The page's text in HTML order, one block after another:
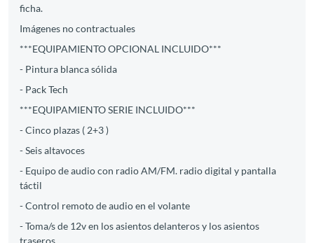
ficha.
Imágenes no contractuales
***EQUIPAMIENTO OPCIONAL INCLUIDO***
- Pintura blanca sólida
- Pack Tech
***EQUIPAMIENTO SERIE INCLUIDO***
- Cinco plazas ( 2+3 )
- Seis altavoces
- Equipo de audio con radio AM/FM. radio digital y pantalla
táctil
- Control remoto de audio en el volante
- Toma/s de 12v en los asientos delanteros y los asientos
traseros